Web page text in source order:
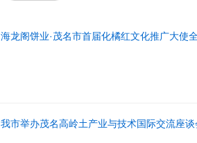
海龙阁饼业·茂名市首届化橘红文化推广大使
我市举办茂名高岭土产业与技术国际交流座谈